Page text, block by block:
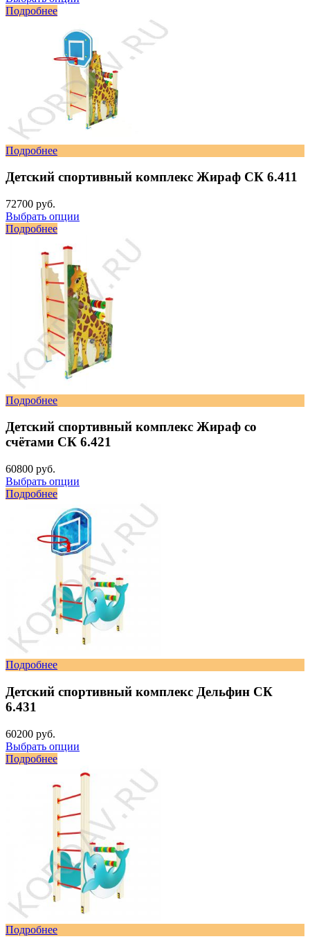
Подробнее
Подробнее
Детский спортивный комплекс Жираф СК 6.411
72700 руб.
Выбрать опции
Подробнее
Подробнее
Детский спортивный комплекс Жираф со
счётами СК 6.421
60800 руб.
Выбрать опции
Подробнее
Подробнее
Детский спортивный комплекс Дельфин СК
6.431
60200 руб.
Выбрать опции
Подробнее
Подробнее